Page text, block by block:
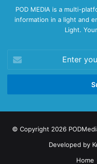
POD MEDIA is a multi-
information in a light and
Light.
your
Email
© Copyright 2026
Developed by
Home